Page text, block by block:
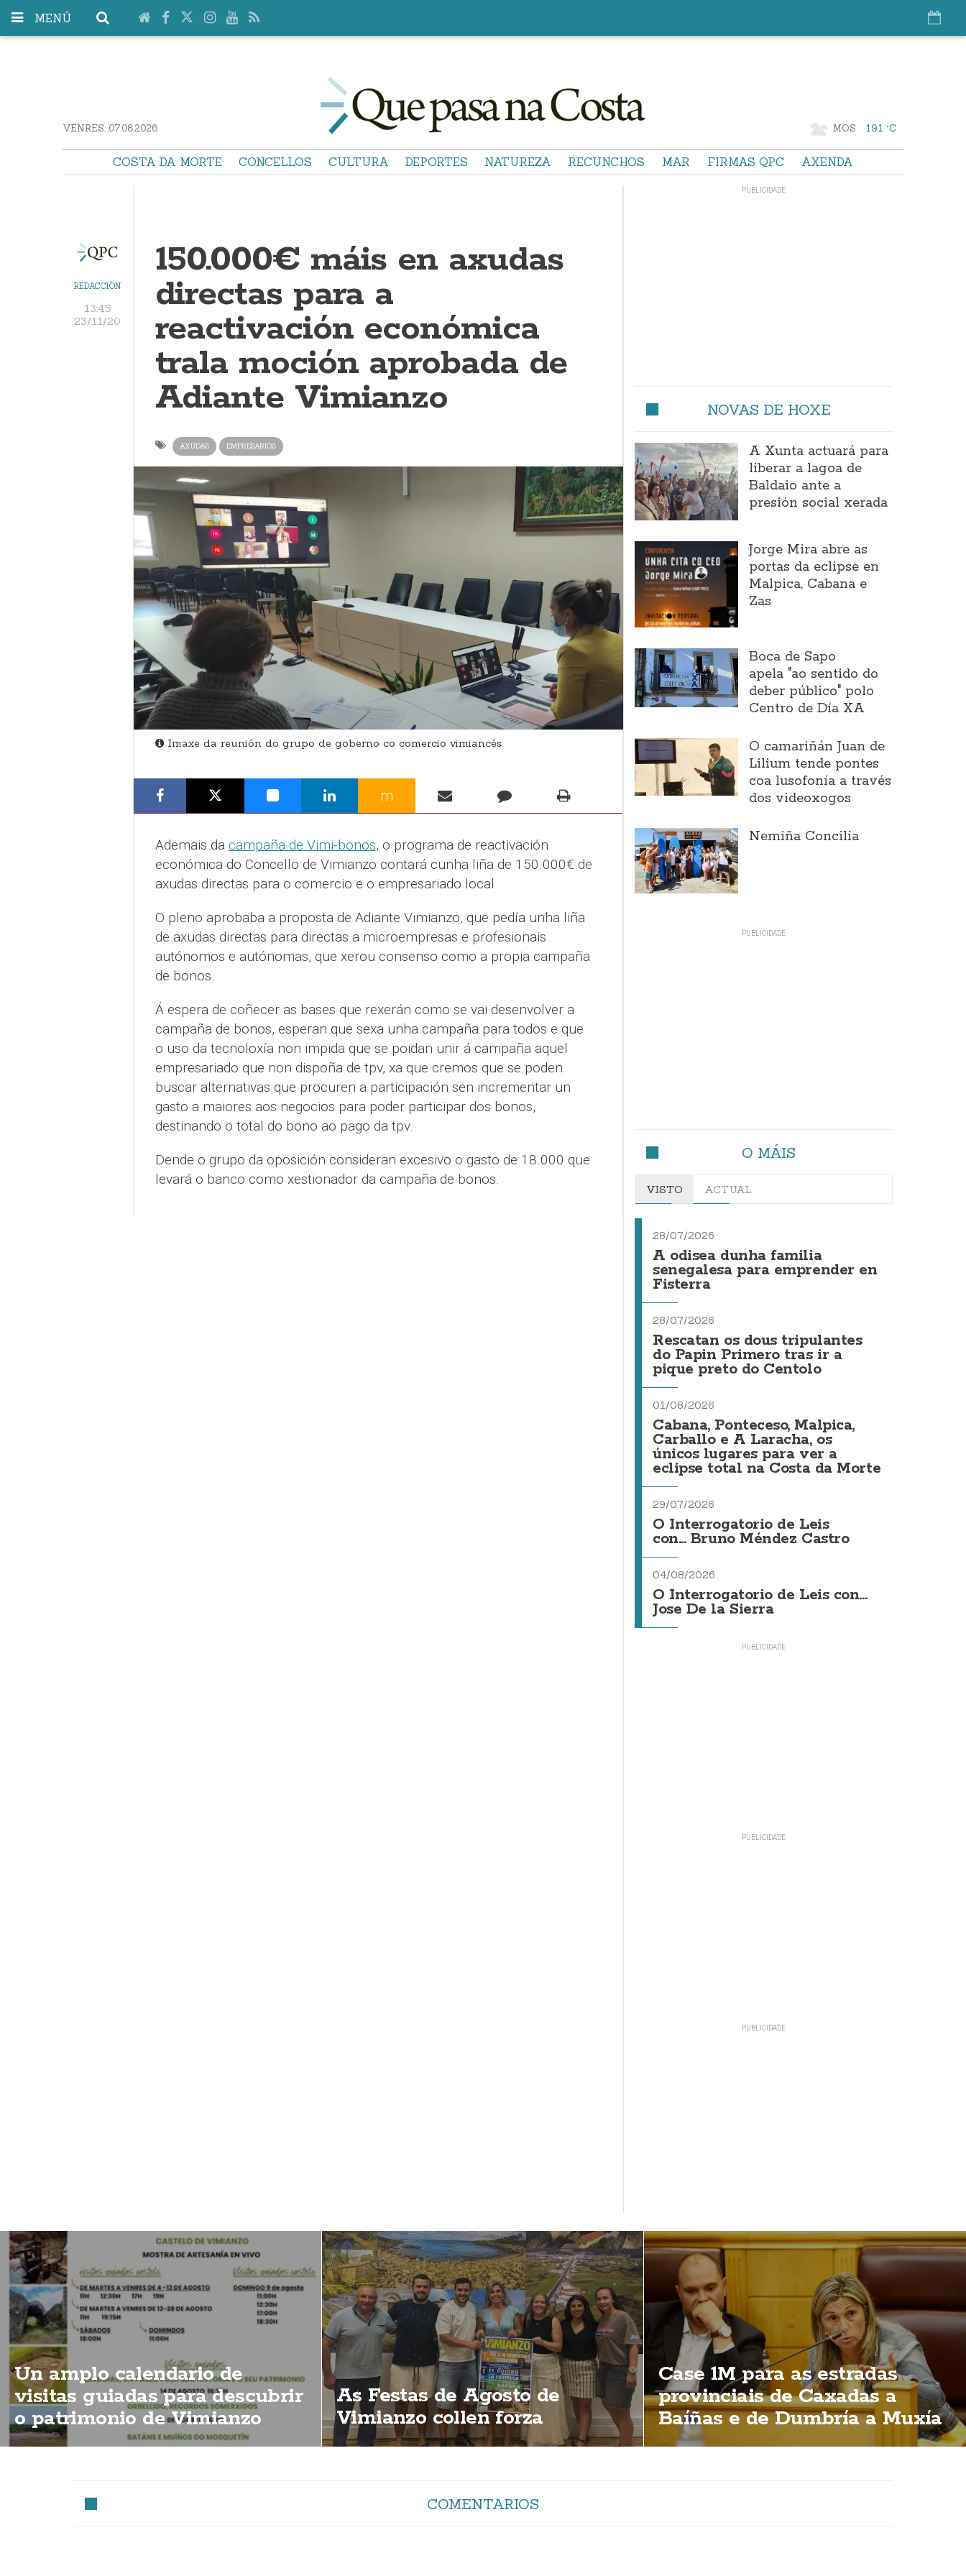
MENÚ
VENRES. 07.08.2026 MOS 19.1 °C
COSTA DA MORTE CONCELLOS CULTURA DEPORTES NATUREZA RECUNCHOS MAR FIRMAS QPC AXENDA
REDACCIÓN
13:45
23/11/20
150.000€ máis en axudas
directas para a
reactivación económica
trala moción aprobada de
Adiante Vimianzo
AXUDAS EMPRESARIOS
Imaxe da reunión do grupo de goberno co comercio vimiancés
m
Ademais da campaña de Vimi-bonos, o programa de reactivación
económica do Concello de Vimianzo contará cunha liña de 150.000€ de
axudas directas para o comercio e o empresariado local.
O pleno aprobaba a proposta de Adiante Vimianzo, que pedía unha liña
de axudas directas para directas a microempresas e profesionais
autónomos e autónomas, que xerou consenso como a propia campaña
de bonos.
Á espera de coñecer as bases que rexerán como se vai desenvolver a
campaña de bonos, esperan que sexa unha campaña para todos e que
o uso da tecnoloxía non impida que se poidan unir á campaña aquel
empresariado que non dispoña de tpv, xa que cremos que se poden
buscar alternativas que procuren a participación sen incrementar un
gasto a maiores aos negocios para poder participar dos bonos,
destinando o total do bono ao pago da tpv.
Dende o grupo da oposición consideran excesivo o gasto de 18.000 que
levará o banco como xestionador da campaña de bonos.
NOVAS DE HOXE
A Xunta actuará para
liberar a lagoa de
Baldaio ante a
presión social xerada
Jorge Mira abre as
portas da eclipse en
Malpica, Cabana e
Zas
Boca de Sapo
apela "ao sentido do
deber público" polo
Centro de Día XA
O camariñán Juan de
Lilium tende pontes
coa lusofonía a través
dos videoxogos
Nemiña Concilia
O MÁIS
VISTO ACTUAL
28/07/2026
A odisea dunha familia
senegalesa para emprender en
Fisterra
28/07/2026
Rescatan os dous tripulantes
do Papin Primero tras ir a
pique preto do Centolo
01/08/2026
Cabana, Ponteceso, Malpica,
Carballo e A Laracha, os
únicos lugares para ver a
eclipse total na Costa da Morte
29/07/2026
O Interrogatorio de Leis
con... Bruno Méndez Castro
04/08/2026
O Interrogatorio de Leis con...
Jose De la Sierra
Un amplo calendario de
visitas guiadas para descubrir
o patrimonio de Vimianzo
As Festas de Agosto de
Vimianzo collen forza
Case 1M para as estradas
provinciais de Caxadas a
Baíñas e de Dumbría a Muxía
COMENTARIOS